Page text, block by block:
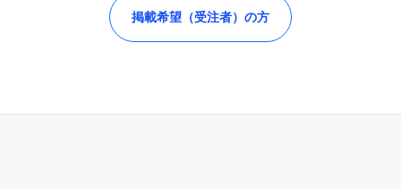
掲載希望（受注者）の方